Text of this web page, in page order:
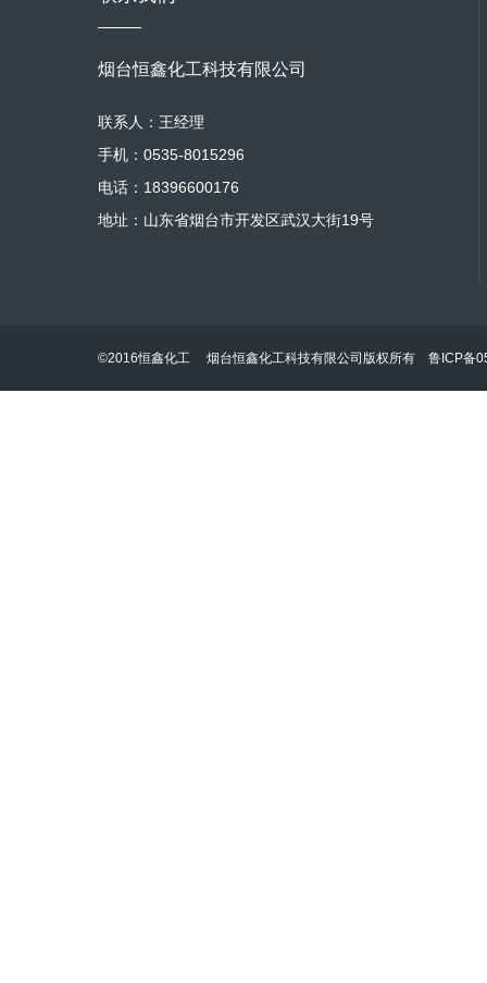
烟台恒鑫化工科技有限公司
联系人：王经理
手机：0535-8015296
电话：18396600176
地址：山东省烟台市开发区武汉大街19号
©2016恒鑫化工 烟台恒鑫化工科技有限公司版权所有 鲁ICP备